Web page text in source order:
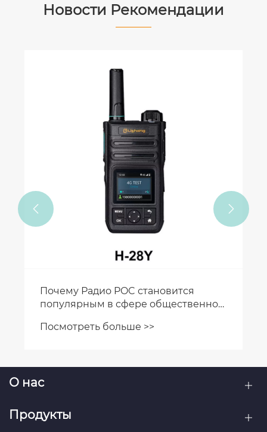
Новости Рекомендации
Почему Радио POC становится
популярным в сфере общественной
Посмотреть больше >>
 
О нас
Продукты